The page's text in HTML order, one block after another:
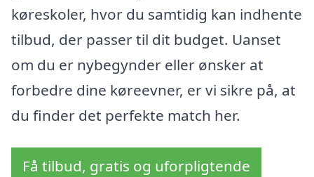
køreskoler, hvor du samtidig kan indhente
tilbud, der passer til dit budget. Uanset
om du er nybegynder eller ønsker at
forbedre dine køreevner, er vi sikre på, at
du finder det perfekte match her.
Få tilbud, gratis og uforpligtende